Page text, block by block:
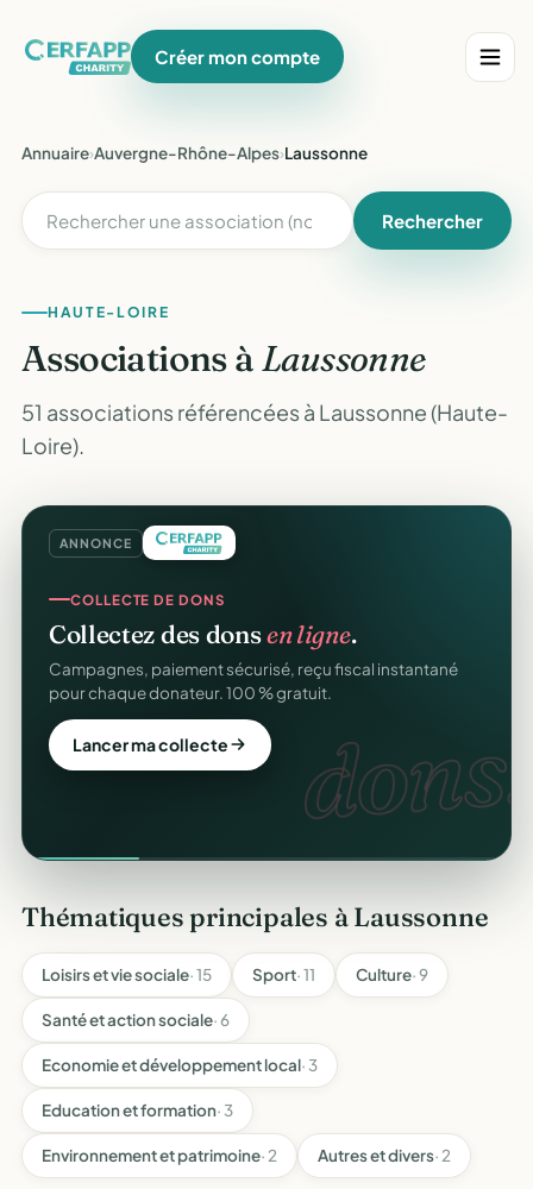
Créer mon compte
Annuaire›Auvergne-Rhône-Alpes›Laussonne
Rechercher
HAUTE-LOIRE
Associations àLaussonne
51 associations référencées à Laussonne (Haute-
Loire).
ANNONCE
dons.
COLLECTE DE DONS
Collectez des donsen ligne.
Campagnes, paiement sécurisé, reçu fiscal instantané
pour chaque donateur. 100 % gratuit.
Lancer ma collecte
Thématiques principales à Laussonne
Loisirs et vie sociale· 15 Sport· 11 Culture· 9
Santé et action sociale· 6
Economie et développement local· 3
Education et formation· 3
Environnement et patrimoine· 2 Autres et divers· 2